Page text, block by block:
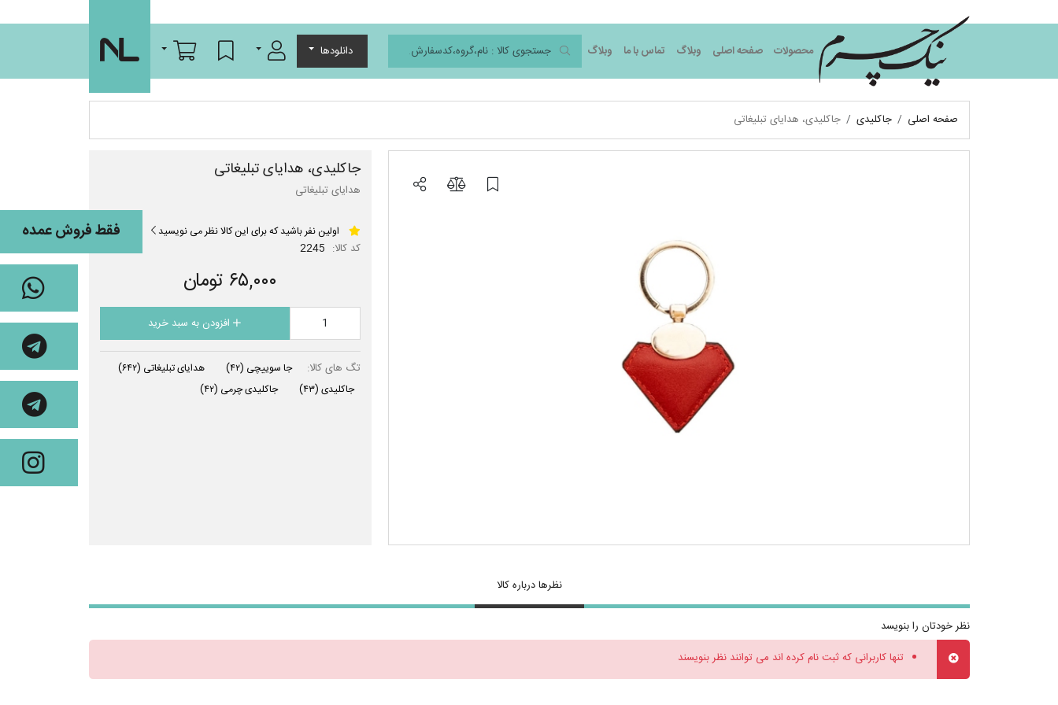
نیک چرم
محصولات
صفحه اصلی وبلاگ تماس با ما وبلاگ دانلودها ورود/عضویتلیست مورد علاقه
سبد خرید
صفحه اصلی جاکلیدی جاکلیدی، هدایای تبلیغاتی
جاکلیدی، هدایای تبلیغاتی
هدایای تبلیغاتی
اولین نفر باشید که برای این کالا نظر می نویسید
کد کالا: 2245
۶۵,۰۰۰ تومان
افزودن به سبد خرید
تگ های کالا: جا سوییچی (۴۲) هدایای تبلیغاتی (۶۴۲)
جاکلیدی (۴۳) جاکلیدی چرمی (۴۲)
نظرها درباره کالا
نظر خودتان را بنویسد
تنها کاربرانی که ثبت نام کرده اند می توانند نظر بنویسند
فقط فروش عمده